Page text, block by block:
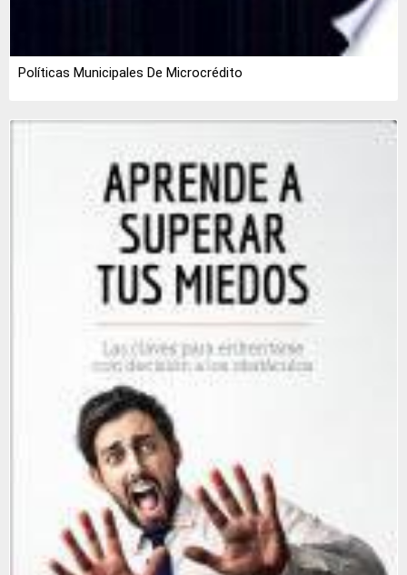
Políticas Municipales De Microcrédito